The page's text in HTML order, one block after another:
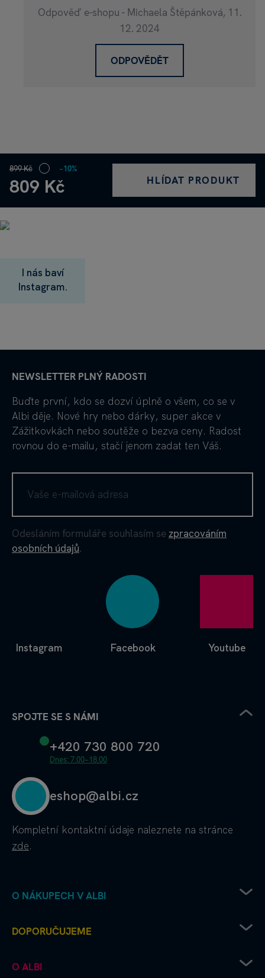
Odpověď e-shopu - Michaela Štěpánková, 11.
12. 2024
ODPOVĚDĚT
899 Kč
809 Kč
−10%
HLÍDAT PRODUKT
I nás baví
Instagram.
NEWSLETTER PLNÝ RADOSTI
Buďte první, kdo se dozví úplně o všem, co se v
Albi děje. Nové hry nebo dárky, super akce v
Zážitkovkách nebo soutěže o bezva ceny. Radost
rovnou do e-mailu, stačí jenom zadat ten Váš.
Odesláním formuláře souhlasím se zpracováním
osobních údajů.
Facebook
Instagram Youtube
SPOJTE SE S NÁMI
+420 730 800 720
Dnes: 7.00–18.00
eshop@albi.cz
Kompletní kontaktní údaje naleznete na stránce
zde.
O NÁKUPECH V ALBI
Ochrana osobních údajů
Platební metody
DOPORUČUJEME
Albi čtení pro radost
O ALBI